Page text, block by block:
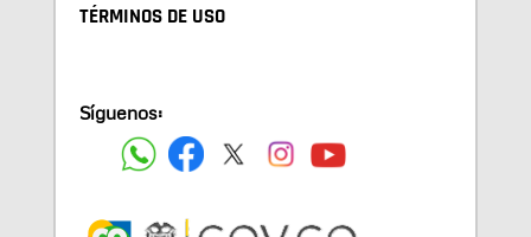
TÉRMINOS DE USO
Síguenos: